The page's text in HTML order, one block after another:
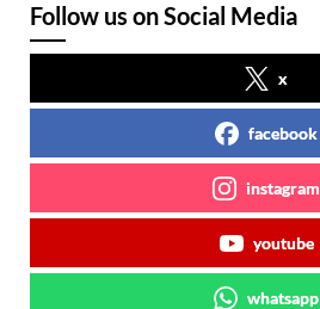
Follow us on Social Media
x
facebook
instagram
youtube
whatsapp